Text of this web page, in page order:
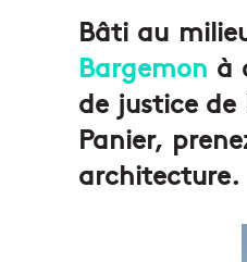
Bâti au
Bargemon à
de justice
Panier,
architecture.